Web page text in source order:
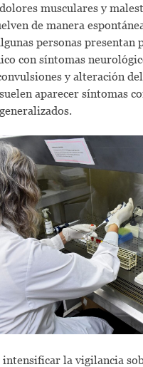
musculares y
de manera
personas presentan
con síntomas
y alteración
aparecer síntomas
intensificar la vigilancia